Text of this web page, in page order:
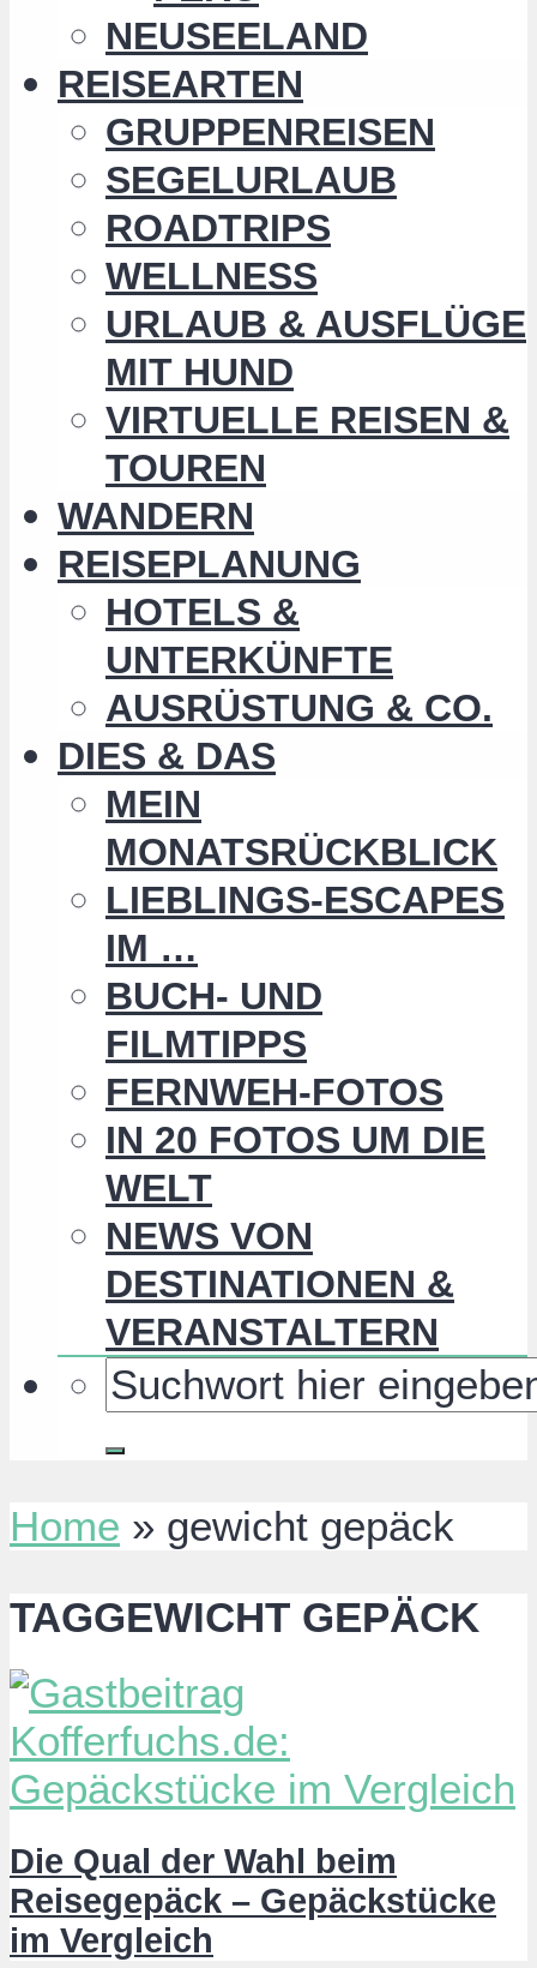
NEUSEELAND
REISEARTEN
GRUPPENREISEN
SEGELURLAUB
ROADTRIPS
WELLNESS
URLAUB & AUSFLÜGE
MIT HUND
VIRTUELLE REISEN &
TOUREN
WANDERN
REISEPLANUNG
HOTELS &
UNTERKÜNFTE
AUSRÜSTUNG & CO.
DIES & DAS
MEIN
MONATSRÜCKBLICK
LIEBLINGS-ESCAPES
IM …
BUCH- UND
FILMTIPPS
FERNWEH-FOTOS
IN 20 FOTOS UM DIE
WELT
NEWS VON
DESTINATIONEN &
VERANSTALTERN
Home » gewicht gepäck
TAGGEWICHT GEPÄCK
Die Qual der Wahl beim
Reisegepäck – Gepäckstücke
im Vergleich